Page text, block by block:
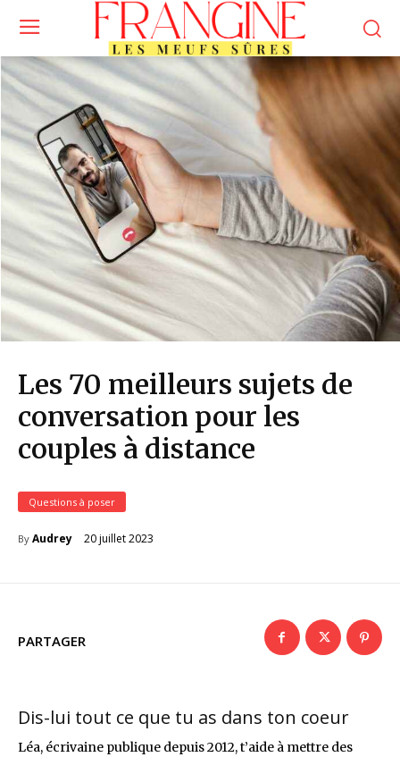
Les 70 meilleurs sujets de
conversation pour les
couples à distance
Questions à poser
By Audrey 20 juillet 2023
PARTAGER
Dis-lui tout ce que tu as dans ton coeur
Léa, écrivaine publique depuis 2012, t’aide à mettre des